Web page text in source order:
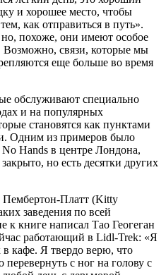
и хорошее место, чтобы
как отправиться в путь».
похоже, они имеют особое
Возможно, связи, которые мы
еще больше во время
обслуживают специально
и на популярных
становятся как пунктами
Одним из примеров было
Hands в центре Лондона,
но есть десятки других
Пембертон-Платт (Kitty
заведения по всей
к книге написал Тао Геогеган
работающий в Lidl-Trek: «Я
в кафе. Я твердо верю, что
с ног на голову с